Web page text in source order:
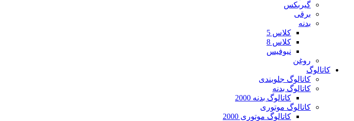
گیربکس
برقی
بدنه
کلاس 5
کلاس 8
نیوفیس
روغن
کاتالوگ
کاتالوگ جلوبندی
کاتالوگ بدنه
کاتالوگ بدنه 2000
کاتالوگ موتوری
کاتالوگ موتوری 2000